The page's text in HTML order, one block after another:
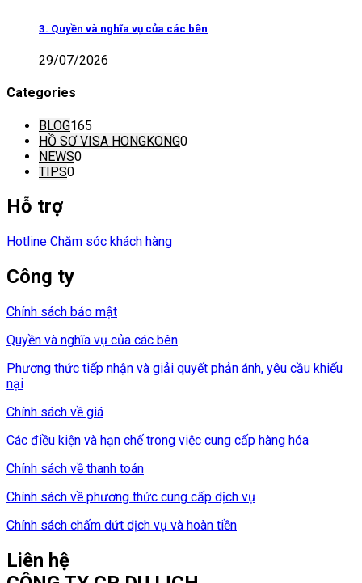
3. Quyền và nghĩa vụ của các bên
29/07/2026
Categories
BLOG165
HỒ SƠ VISA HONGKONG0
NEWS0
TIPS0
Hỗ trợ
Hotline Chăm sóc khách hàng
Công ty
Chính sách bảo mật
Quyền và nghĩa vụ của các bên
Phương thức tiếp nhận và giải quyết phản ánh, yêu cầu khiếu
nại
Chính sách về giá
Các điều kiện và hạn chế trong việc cung cấp hàng hóa
Chính sách về thanh toán
Chính sách về phương thức cung cấp dịch vụ
Chính sách chấm dứt dịch vụ và hoàn tiền
Liên hệ